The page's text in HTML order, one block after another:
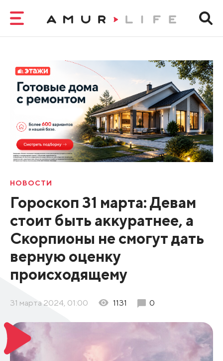
НОВОСТИ
Гороскоп 31 марта: Девам
стоит быть аккуратнее, а
Скорпионы не смогут дать
верную оценку
происходящему
31 марта 2024, 01:00 1131 0